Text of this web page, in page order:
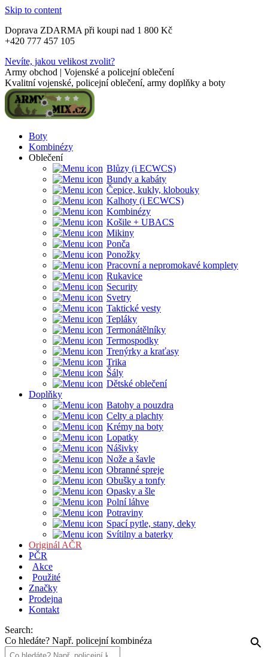
Skip to content
Doprava ZDARMA při koupi nad 1 800 Kč
+420 777 457 105
Nevíte, jakou velikost zvolit?
Army obchod | Vojenské a policejní oblečení
Kvalitní vojenské, policejní oblečení, army doplňky a boty
Boty
Kombinézy
Oblečení
Blůzy (i ECWCS)
Bundy a kabáty
Čepice, kukly, klobouky
Kalhoty (i ECWCS)
Kombinézy
Košile + UBACS
Mikiny
Ponča
Ponožky
Pracovní a nepromokavé komplety
Rukavice
Security
Svetry
Taktické vesty
Tepláky
Termonátělníky
Termospodky
Trenýrky a kraťasy
Trika
Šály
Dětské oblečení
Doplňky
Batohy a pouzdra
Celty a plachty
Krémy na boty
Lopatky
Nášivky
Nože a šavle
Obranné spreje
Obušky a tonfy
Opasky a šle
Polní láhve
Potraviny
Spací pytle, stany, deky
Svítilny a baterky
Originál AČR
PČR
Akce
Použité
Značky
Prodejna
Kontakt
Search:
Co hledáte? Např. policejní kombinéza